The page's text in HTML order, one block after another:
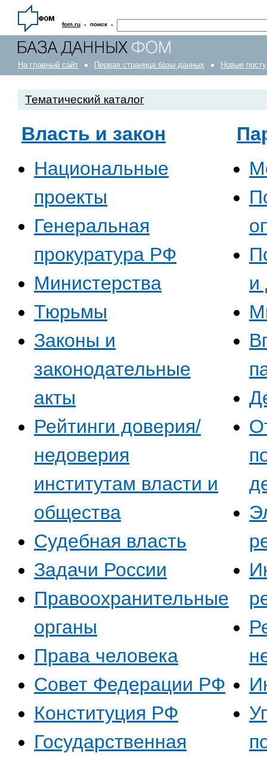
fom.ru · поиск ·
На главный сайт Первая страница базы данных Новые
Тематический каталог
Власть и закон
Национальные
проекты
Генеральная
прокуратура РФ
Министерства
Тюрьмы
Законы и
законодательные
акты
Рейтинги доверия/
недоверия
институтам власти и
общества
Судебная власть
Задачи России
Правоохранительные
органы
Права человека
Совет Федерации РФ
Конституция РФ
Государственная
и